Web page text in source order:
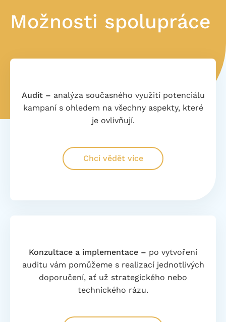
Možnosti spolupráce
Audit – analýza současného využití potenciálu
kampaní s ohledem na všechny aspekty, které
je ovlivňují.
Chci vědět více
Konzultace a implementace – po vytvoření
auditu vám pomůžeme s realizací jednotlivých
doporučení, ať už strategického nebo
technického rázu.